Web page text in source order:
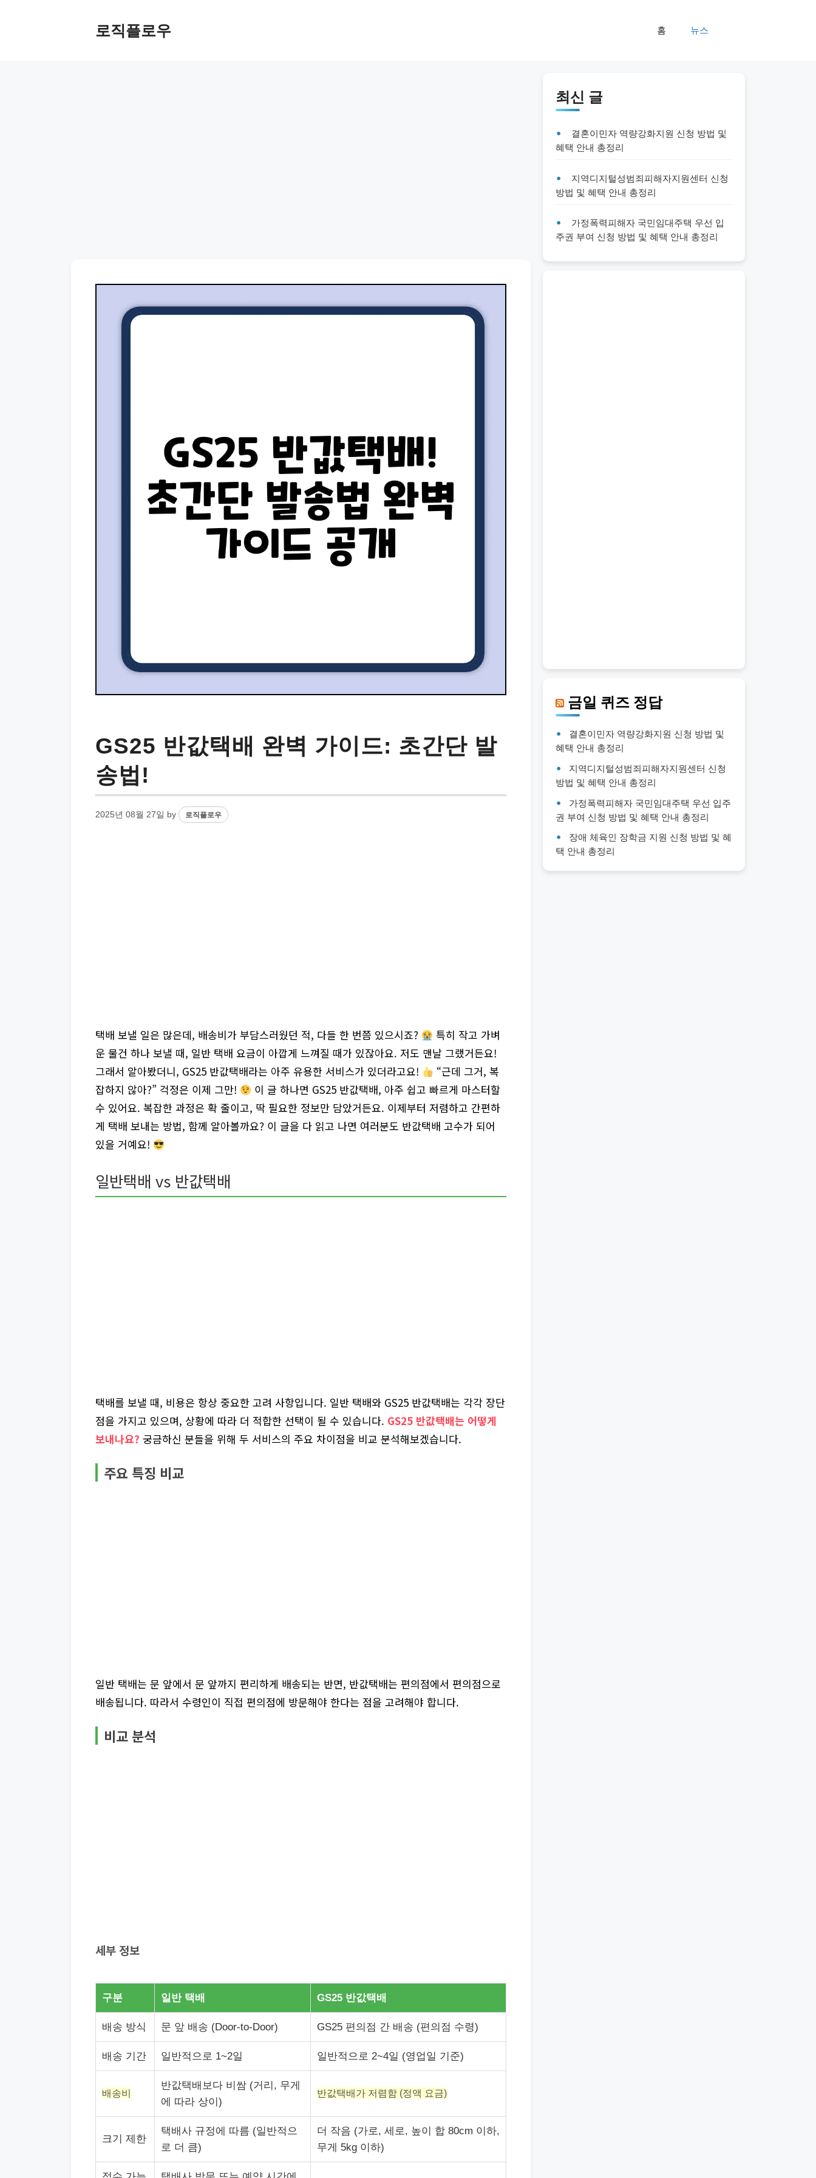
로직플로우 홈 뉴스
GS25 반값택배 완벽 가이드: 초간단 발
송법!
2025년 08월 27일 by 로직플로우
택배 보낼 일은 많은데, 배송비가 부담스러웠던 적, 다들 한 번쯤 있으시죠?
특히 작고 가벼
운 물건 하나 보낼 때, 일반 택배 요금이 아깝게 느껴질 때가 있잖아요. 저도 맨날 그랬거든요!
그래서 알아봤더니, GS25 반값택배라는 아주 유용한 서비스가 있더라고요!
“근데 그거, 복
잡하지 않아?” 걱정은 이제 그만!
이 글 하나면 GS25 반값택배, 아주 쉽고 빠르게 마스터할
수 있어요. 복잡한 과정은 확 줄이고, 딱 필요한 정보만 담았거든요. 이제부터 저렴하고 간편하
게 택배 보내는 방법, 함께 알아볼까요? 이 글을 다 읽고 나면 여러분도 반값택배 고수가 되어
있을 거예요!
일반택배 vs 반값택배
택배를 보낼 때, 비용은 항상 중요한 고려 사항입니다. 일반 택배와 GS25 반값택배는 각각 장단
점을 가지고 있으며, 상황에 따라 더 적합한 선택이 될 수 있습니다. GS25 반값택배는 어떻게
보내나요? 궁금하신 분들을 위해 두 서비스의 주요 차이점을 비교 분석해보겠습니다.
주요 특징 비교
일반 택배는 문 앞에서 문 앞까지 편리하게 배송되는 반면, 반값택배는 편의점에서 편의점으로
배송됩니다. 따라서 수령인이 직접 편의점에 방문해야 한다는 점을 고려해야 합니다.
비교 분석
세부 정보
구분 일반 택배 GS25 반값택배
배송 방식 문 앞 배송 (Door-to-Door) GS25 편의점 간 배송 (편의점 수령)
배송 기간 일반적으로 1~2일 일반적으로 2~4일 (영업일 기준)
배송비
반값택배보다 비쌈 (거리, 무게
에 따라 상이)
반값택배가 저렴함 (정액 요금)
크기 제한
택배사 규정에 따름 (일반적으
로 더 큼)
더 작음 (가로, 세로, 높이 합 80cm 이하,
무게 5kg 이하)
최신 글
결혼이민자 역량강화지원 신청 방법 및
혜택 안내 총정리
지역디지털성범죄피해자지원센터 신청
방법 및 혜택 안내 총정리
가정폭력피해자 국민임대주택 우선 입
주권 부여 신청 방법 및 혜택 안내 총정리
금일 퀴즈 정답
결혼이민자 역량강화지원 신청 방법 및
혜택 안내 총정리
지역디지털성범죄피해자지원센터 신청
방법 및 혜택 안내 총정리
가정폭력피해자 국민임대주택 우선 입주
권 부여 신청 방법 및 혜택 안내 총정리
장애 체육인 장학금 지원 신청 방법 및 혜
택 안내 총정리